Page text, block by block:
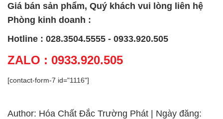
Giá bán sản phẩm, Quý khách vui lòng liên hệ
Phòng kinh doanh :
Hotline : 028.3504.5555 - 0933.920.505
ZALO : 0933.920.505
[contact-form-7 id="1116"]
Author: Hóa Chất Đắc Trường Phát | Ngày đăng: